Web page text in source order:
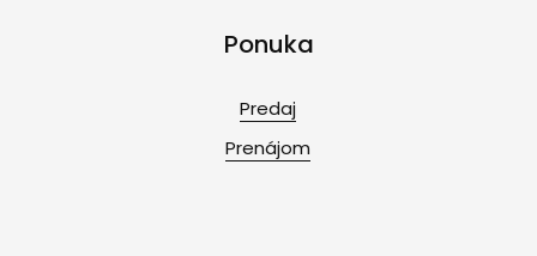
Ponuka
Predaj
Prenájom